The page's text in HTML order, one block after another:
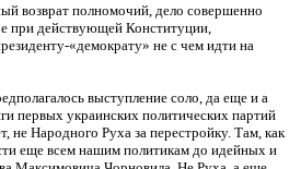
возврат полномочий, дело совершенно
при действующей Конституции,
«демократу» не с чем идти на
выступление соло, да еще и а
первых украинских политических партий
не Народного Руха за перестройку. Там, как
еще всем нашим политикам до идейных и